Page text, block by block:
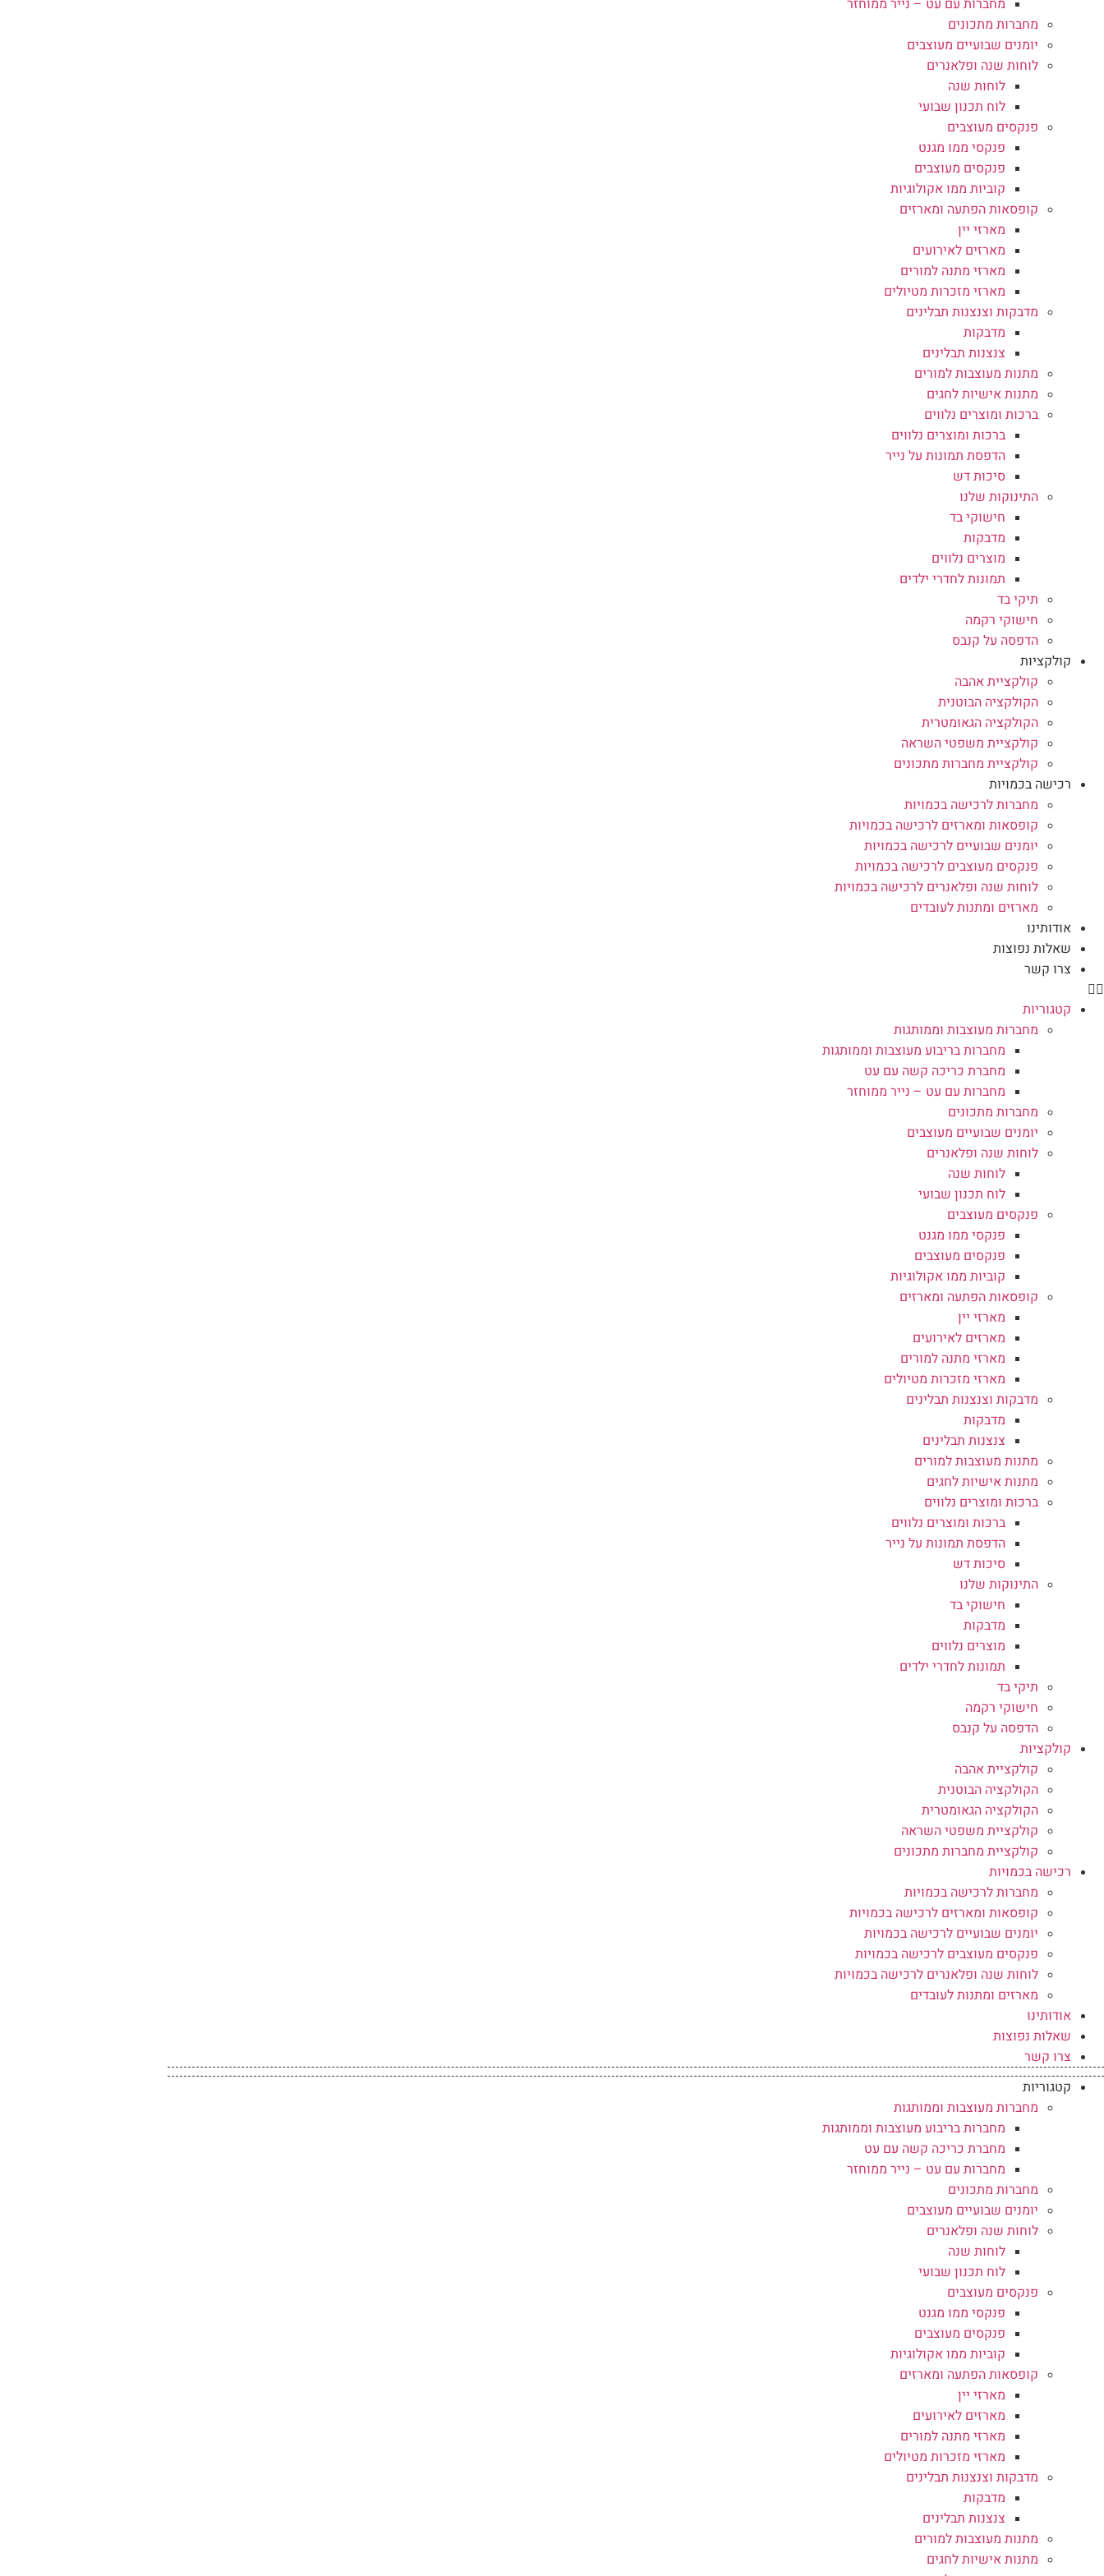
מחברות מתכונים
יומנים שבועיים מעוצבים
לוחות שנה ופלאנרים
לוחות שנה
לוח תכנון שבועי
פנקסים מעוצבים
פנקסי ממו מגנט
פנקסים מעוצבים
קוביות ממו אקולוגיות
קופסאות הפתעה ומארזים
מארזי יין
מארזים לאירועים
מארזי מתנה למורים
מארזי מזכרות מטיולים
מדבקות וצנצנות תבלינים
מדבקות
צנצנות תבלינים
מתנות מעוצבות למורים
מתנות אישיות לחגים
ברכות ומוצרים נלווים
ברכות ומוצרים נלווים
הדפסת תמונות על נייר
סיכות דש
התינוקות שלנו
חישוקי בד
מדבקות
מוצרים נלווים
תמונות לחדרי ילדים
תיקי בד
חישוקי רקמה
הדפסה על קנבס
קולקציות
קולקציית אהבה
הקולקציה הבוטנית
הקולקציה הגאומטרית
קולקציית משפטי השראה
קולקציית מחברות מתכונים
רכישה בכמויות
מחברות לרכישה בכמויות
קופסאות ומארזים לרכישה בכמויות
יומנים שבועיים לרכישה בכמויות
פנקסים מעוצבים לרכישה בכמויות
לוחות שנה ופלאנרים לרכישה בכמויות
מארזים ומתנות לעובדים
אודותינו
שאלות נפוצות
צרו קשר
קטגוריות
מחברות מעוצבות וממותגות
מחברות בריבוע מעוצבות וממותגות
מחברת כריכה קשה עם עט
מחברות עם עט – נייר ממוחזר
מחברות מתכונים
יומנים שבועיים מעוצבים
לוחות שנה ופלאנרים
לוחות שנה
לוח תכנון שבועי
פנקסים מעוצבים
פנקסי ממו מגנט
פנקסים מעוצבים
קוביות ממו אקולוגיות
קופסאות הפתעה ומארזים
מארזי יין
מארזים לאירועים
מארזי מתנה למורים
מארזי מזכרות מטיולים
מדבקות וצנצנות תבלינים
מדבקות
צנצנות תבלינים
מתנות מעוצבות למורים
מתנות אישיות לחגים
ברכות ומוצרים נלווים
ברכות ומוצרים נלווים
הדפסת תמונות על נייר
סיכות דש
התינוקות שלנו
חישוקי בד
מדבקות
מוצרים נלווים
תמונות לחדרי ילדים
תיקי בד
חישוקי רקמה
הדפסה על קנבס
קולקציות
קולקציית אהבה
הקולקציה הבוטנית
הקולקציה הגאומטרית
קולקציית משפטי השראה
קולקציית מחברות מתכונים
רכישה בכמויות
מחברות לרכישה בכמויות
קופסאות ומארזים לרכישה בכמויות
יומנים שבועיים לרכישה בכמויות
פנקסים מעוצבים לרכישה בכמויות
לוחות שנה ופלאנרים לרכישה בכמויות
מארזים ומתנות לעובדים
אודותינו
שאלות נפוצות
צרו קשר
קטגוריות
מחברות מעוצבות וממותגות
מחברות בריבוע מעוצבות וממותגות
מחברת כריכה קשה עם עט
מחברות עם עט – נייר ממוחזר
מחברות מתכונים
יומנים שבועיים מעוצבים
לוחות שנה ופלאנרים
לוחות שנה
לוח תכנון שבועי
פנקסים מעוצבים
פנקסי ממו מגנט
פנקסים מעוצבים
קוביות ממו אקולוגיות
קופסאות הפתעה ומארזים
מארזי יין
מארזים לאירועים
מארזי מתנה למורים
מארזי מזכרות מטיולים
מדבקות וצנצנות תבלינים
מדבקות
צנצנות תבלינים
מתנות מעוצבות למורים
מתנות אישיות לחגים